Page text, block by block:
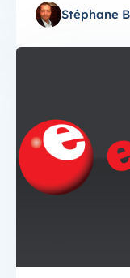
Stéphane